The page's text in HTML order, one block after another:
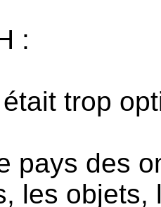
:
trop
pays des
les